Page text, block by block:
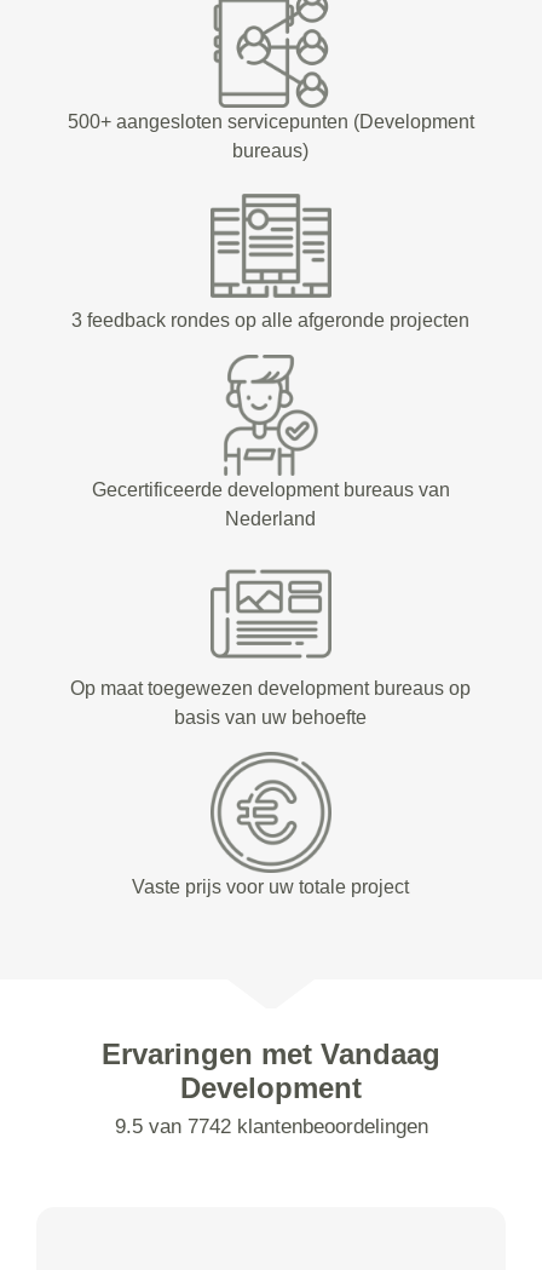
500+ aangesloten servicepunten (Development
bureaus)
3 feedback rondes op alle afgeronde projecten
Gecertificeerde development bureaus van
Nederland
Op maat toegewezen development bureaus op
basis van uw behoefte
Vaste prijs voor uw totale project
Ervaringen met Vandaag
Development
9.5 van 7742 klantenbeoordelingen